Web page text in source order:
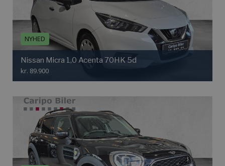
NYHED
Nissan Micra 1,0 Acenta 70HK 5d
kr. 89.900